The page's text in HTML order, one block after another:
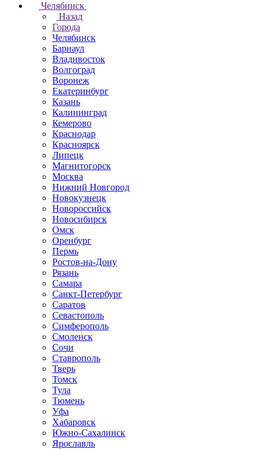
Челябинск
Назад
Города
Челябинск
Барнаул
Владивосток
Волгоград
Воронеж
Екатеринбург
Казань
Калининград
Кемерово
Краснодар
Красноярск
Липецк
Магнитогорск
Москва
Нижний Новгород
Новокузнецк
Новороссийск
Новосибирск
Омск
Оренбург
Пермь
Ростов-на-Дону
Рязань
Самара
Санкт-Петербург
Саратов
Севастополь
Симферополь
Смоленск
Сочи
Ставрополь
Тверь
Томск
Тула
Тюмень
Уфа
Хабаровск
Южно-Сахалинск
Ярославль